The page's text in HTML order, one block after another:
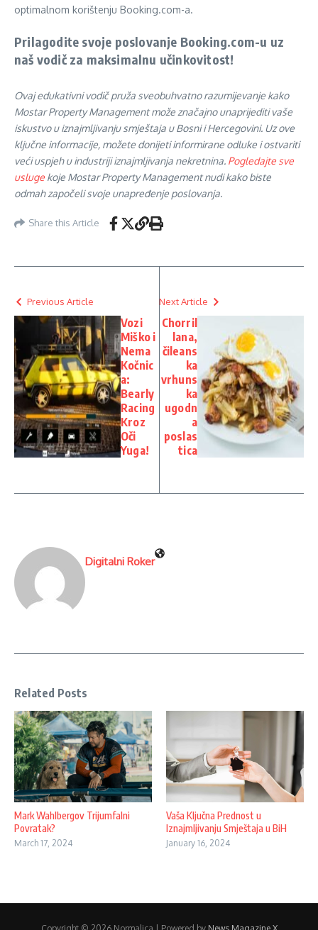
optimalnom korištenju Booking.com-a.
Prilagodite svoje poslovanje Booking.com-u uz
naš vodič za maksimalnu učinkovitost!
Ovaj edukativni vodič pruža sveobuhvatno razumijevanje kako
Mostar Property Management može značajno unaprijediti vaše
iskustvo u iznajmljivanju smještaja u Bosni i Hercegovini. Uz ove
ključne informacije, možete donijeti informirane odluke i ostvariti
veći uspjeh u industriji iznajmljivanja nekretnina. Pogledajte sve
usluge koje Mostar Property Management nudi kako biste
odmah započeli svoje unapređenje poslovanja.
Share this Article
Previous Article
Vozi
Miško i
Nema
Kočnic
a:
Bearly
Racing
Kroz
Oči
Yuga!
Next Article
Chorril
lana,
čileans
ka
vrhuns
ka
ugodn
a
poslas
tica
Digitalni Roker
Related Posts
Mark Wahlbergov Trijumfalni
Povratak?
March 17, 2024
Vaša Ključna Prednost u
Iznajmljivanju Smještaja u BiH
January 16, 2024